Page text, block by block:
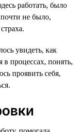
работать, было
не было,
увидеть, как
в процессах, понять,
проявить себя,